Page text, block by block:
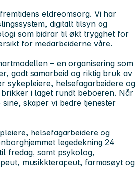
eldreomsorg. Vi har
digitalt tilsyn og
som bidrar til økt trygghet for
for medarbeiderne våre.
– en organisering som
godt samarbeid og riktig bruk av
sykepleiere, helsefagarbeidere og
i laget rundt beboeren. Når
skaper vi bedre tjenester
helsefagarbeidere og
legedekning 24
fredag, samt psykolog,
musikkterapeut, farmasøyt og